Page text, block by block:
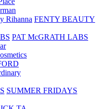
FENTY BEAUTY
PAT McGRATH LABS
SUMMER FRIDAYS